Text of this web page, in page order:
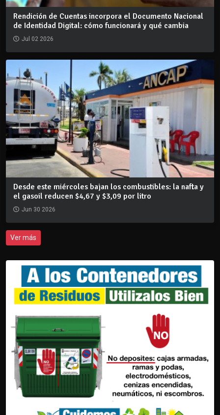
Rendición de Cuentas incorpora el Documento Nacional
de Identidad Digital: cómo funcionará y qué cambia
Jul 02 2026
Desde este miércoles bajan los combustibles: la nafta y
el gasoil reducen $4,67 y $3,09 por litro
Jun 30 2026
Ver más